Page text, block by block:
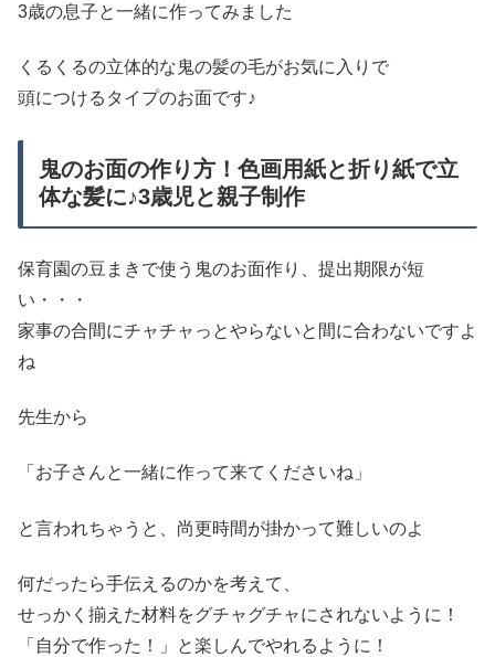
3歳の息子と一緒に作ってみました
くるくるの立体的な鬼の髪の毛がお気に入りで
頭につけるタイプのお面です♪
鬼のお面の作り方！色画用紙と折り紙で立
体な髪に♪3歳児と親子制作
保育園の豆まきで使う鬼のお面作り、提出期限が短
い・・・
家事の合間にチャチャっとやらないと間に合わないですよ
ね
先生から
「お子さんと一緒に作って来てくださいね」
と言われちゃうと、尚更時間が掛かって難しいのよ
何だったら手伝えるのかを考えて、
せっかく揃えた材料をグチャグチャにされないように！
「自分で作った！」と楽しんでやれるように！